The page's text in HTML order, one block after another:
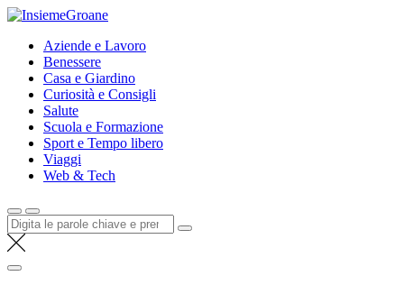
Salta
contenuto
l'informazione per tutti i gusti
Aziende e Lavoro
Benessere
Casa e Giardino
Curiosità e Consigli
Salute
Scuola e Formazione
Sport e Tempo libero
Viaggi
Web & Tech
Cerca: